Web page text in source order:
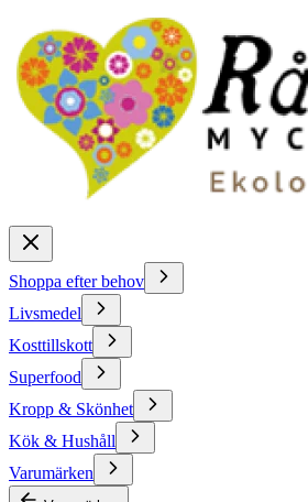
Shoppa efter behov
Livsmedel
Kosttillskott
Superfood
Kropp & Skönhet
Kök & Hushåll
Varumärken